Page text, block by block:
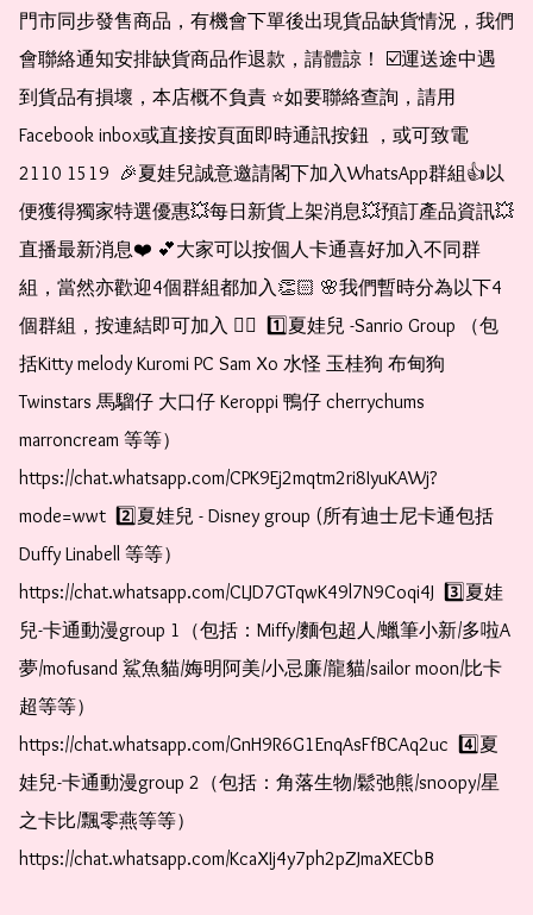
門市同步發售商品，有機會下單後出現貨品缺貨情況，我們
會聯絡通知安排缺貨商品作退款，請體諒！ ☑️運送途中遇
到貨品有損壞，本店概不負責 ⭐️如要聯絡查詢，請用
Facebook inbox或直接按頁面即時通訊按鈕 ，或可致電
2110 1519  🎉夏娃兒誠意邀請閣下加入WhatsApp群組👍以
便獲得獨家特選優惠💥每日新貨上架消息💥預訂產品資訊💥
直播最新消息❤️ 💕大家可以按個人卡通喜好加入不同群
組，當然亦歡迎4個群組都加入👏🏻 🌸我們暫時分為以下4
個群組，按連結即可加入 👇🏻  1️⃣夏娃兒 -Sanrio Group （包
括Kitty melody Kuromi PC Sam Xo 水怪 玉桂狗 布甸狗
Twinstars 馬騮仔 大口仔 Keroppi 鴨仔 cherrychums
marroncream 等等）
https://chat.whatsapp.com/CPK9Ej2mqtm2ri8IyuKAWj?
mode=wwt  2️⃣夏娃兒 - Disney group (所有迪士尼卡通包括
Duffy Linabell 等等）
https://chat.whatsapp.com/CLJD7GTqwK49l7N9Coqi4J  3️⃣夏娃
兒-卡通動漫group 1（包括：Miffy/麵包超人/蠟筆小新/多啦A
夢/mofusand 鯊魚貓/娒明阿美/小忌廉/龍貓/sailor moon/比卡
超等等）
https://chat.whatsapp.com/GnH9R6G1EnqAsFfBCAq2uc  4️⃣夏
娃兒-卡通動漫group 2（包括：角落生物/鬆弛熊/snoopy/星
之卡比/飄零燕等等）
https://chat.whatsapp.com/KcaXIj4y7ph2pZJmaXECbB